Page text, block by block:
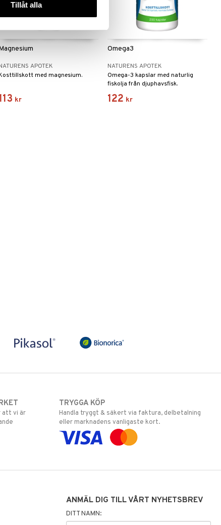
Tillåt alla
APOTEK
med magnesium.
kr
Omega3
NATURENS APOTEK
Omega-3 kapslar med naturlig
fiskolja från djuphavsfisk.
122 kr
att vi är
TRYGGA KÖP
Handla tryggt & säkert via faktura, delbetalning
eller marknadens vanligaste kort.
ANMÄL DIG TILL VÅRT NYHETSBREV
DITT NAMN: